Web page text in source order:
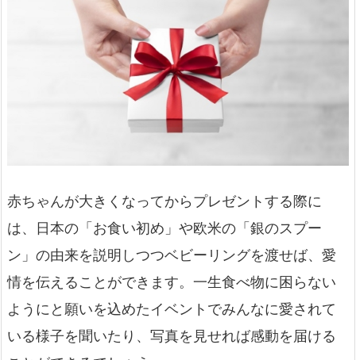
赤ちゃんが大きくなってからプレゼントする際に
は、日本の「お食い初め」や欧米の「銀のスプー
ン」の由来を説明しつつベビーリングを渡せば、愛
情を伝えることができます。一生食べ物に困らない
ようにと願いを込めたイベントでみんなに愛されて
いる様子を聞いたり、写真を見せれば感動を届ける